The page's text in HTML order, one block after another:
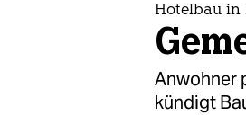
Hotelbau in
Anwohner
kündigt